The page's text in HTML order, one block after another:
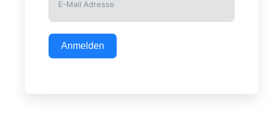
Anmelden